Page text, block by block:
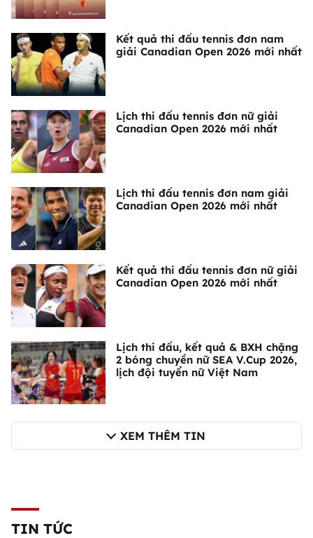
Kết quả thi đấu tennis đơn nam
giải Canadian Open 2026 mới nhất
Lịch thi đấu tennis đơn nữ giải
Canadian Open 2026 mới nhất
Lịch thi đấu tennis đơn nam giải
Canadian Open 2026 mới nhất
Kết quả thi đấu tennis đơn nữ giải
Canadian Open 2026 mới nhất
Lịch thi đấu, kết quả & BXH chặng
2 bóng chuyền nữ SEA V.Cup 2026,
lịch đội tuyển nữ Việt Nam
XEM THÊM TIN
TIN TỨC